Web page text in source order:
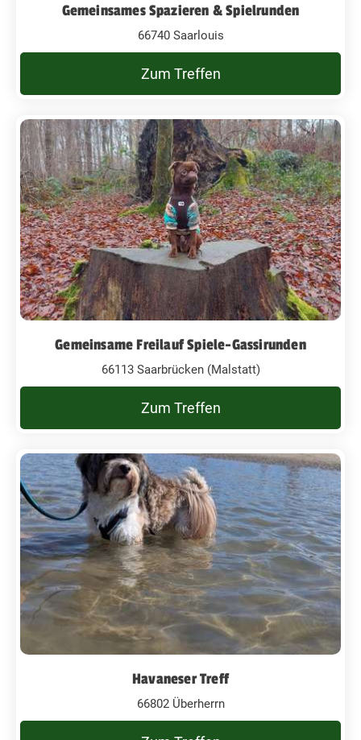
Gemeinsames Spazieren & Spielrunden
66740 Saarlouis
Zum Treffen
Gemeinsame Freilauf Spiele-Gassirunden
66113 Saarbrücken (Malstatt)
Zum Treffen
Havaneser Treff
66802 Überherrn